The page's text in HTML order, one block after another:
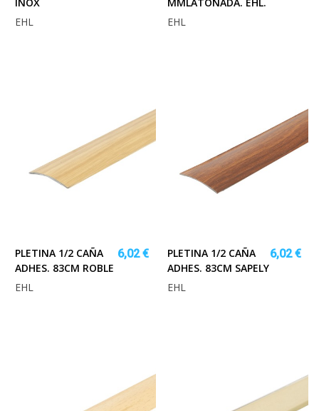
INOX
EHL
MMLATONADA. EHL.
EHL
PLETINA 1/2 CAÑA
ADHES. 83CM ROBLE
6,02 €
EHL
PLETINA 1/2 CAÑA
ADHES. 83CM SAPELY
6,02 €
EHL